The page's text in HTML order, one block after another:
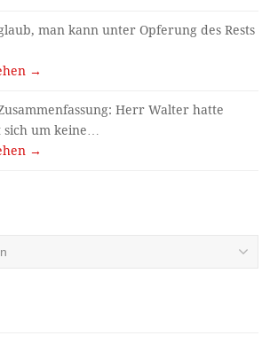
man kann unter Opferung des Rests
→
Herr Walter hatte
sich um keine…
→